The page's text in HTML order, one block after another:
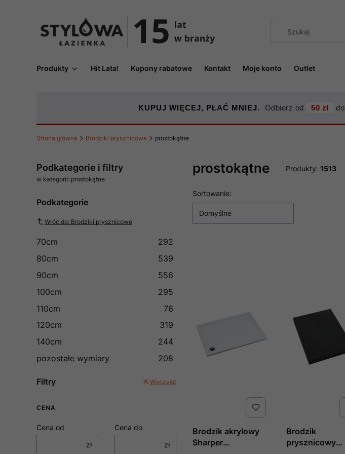
Produkty Hit Lata! Kupony rabatowe Kontakt Moje konto Outlet
KUPUJ WIĘCEJ, PŁAĆ MNIEJ. Odbierz od 50 zł do
Strona główna Brodziki prysznicowe prostokątne
Podkategorie i filtry
w kategorii: prostokątne
Podkategorie
Wróć do: Brodziki prysznicowe
70cm
292
80cm
539
90cm
556
100cm
295
110cm
76
120cm
319
140cm
244
pozostałe wymiary
208
Filtry Wyczyść
CENA
Cena od
zł
Cena do
zł
prostokątne Produkty: 1513
Lista produktów
Sortowanie:
Domyślne
Brodzik akrylowy
Sharper
Brodzik
prysznicowy